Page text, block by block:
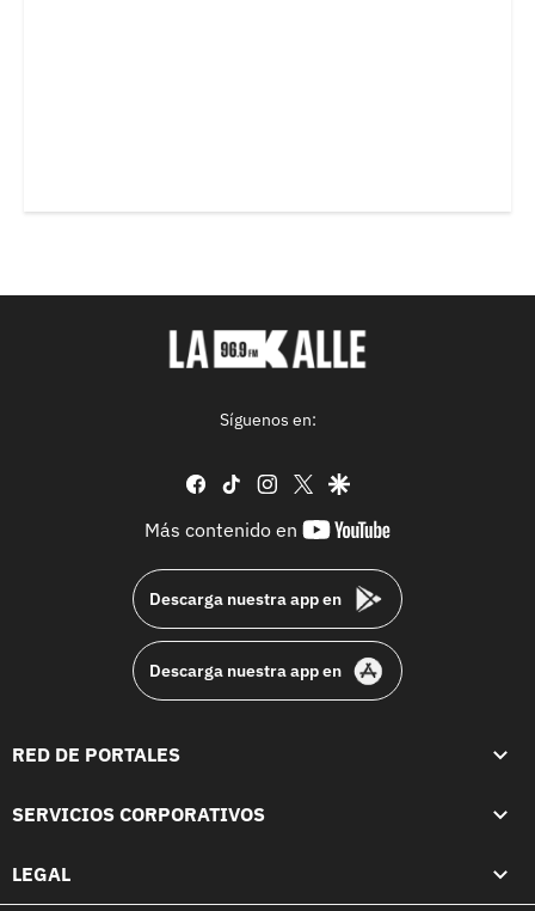
Síguenos en:
facebook
tiktok instagram
twittergoogle
Más contenido en
youtube-
Descarga nuestra app en
Descarga nuestra app en
RED DE PORTALES
SERVICIOS CORPORATIVOS
LEGAL